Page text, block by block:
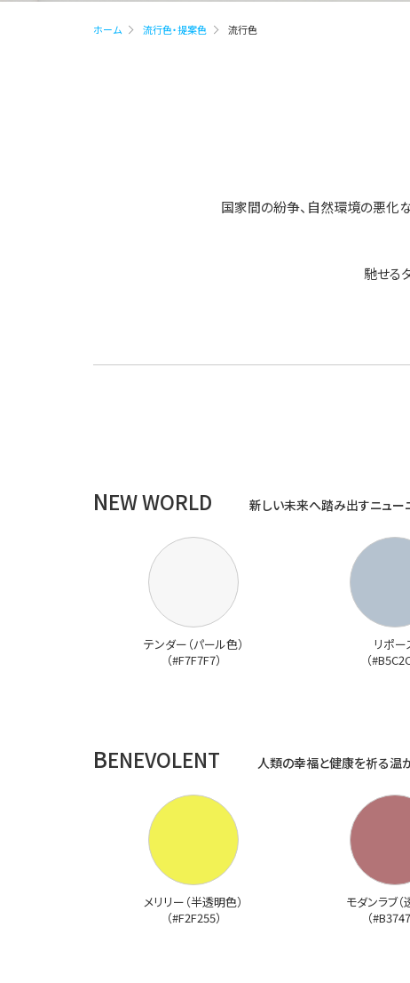
ホーム 流行色・提案色 流行色
国家間の紛争、 自然環境の悪化
馳せる
NEW WORLD 新しい未来へ踏み出すニュー
テンダー（パール色）
（#F7F7F7）
リポー
（
BENEVOLENT 人類の幸福と健康を祈る温
メリリー（半透明色）
（#F2F255）
モダンラブ（
（